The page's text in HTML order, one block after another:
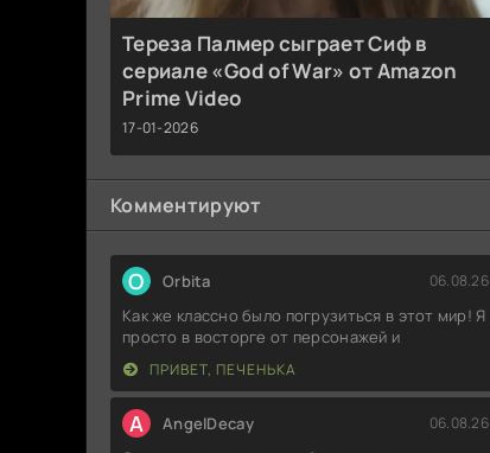
Тереза Палмер сыграет Сиф в
сериале «God of War» от Amazon
Prime Video
17-01-2026
Комментируют
O Orbita 06.08.26
Как же классно было погрузиться в этот мир! Я
просто в восторге от персонажей и
ПРИВЕТ, ПЕЧЕНЬКА
A AngelDecay 06.08.26